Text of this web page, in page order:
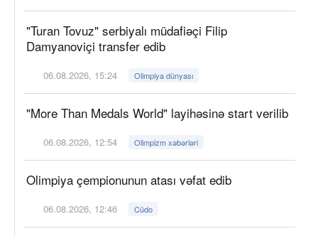
"Turan Tovuz" serbiyalı müdafiəçi Filip
Damyanoviçi transfer edib
06.08.2026, 15:24 Olimpiya dünyası
"More Than Medals World" layihəsinə start verilib
06.08.2026, 12:54 Olimpizm xəbərləri
Olimpiya çempionunun atası vəfat edib
06.08.2026, 12:46 Cüdo